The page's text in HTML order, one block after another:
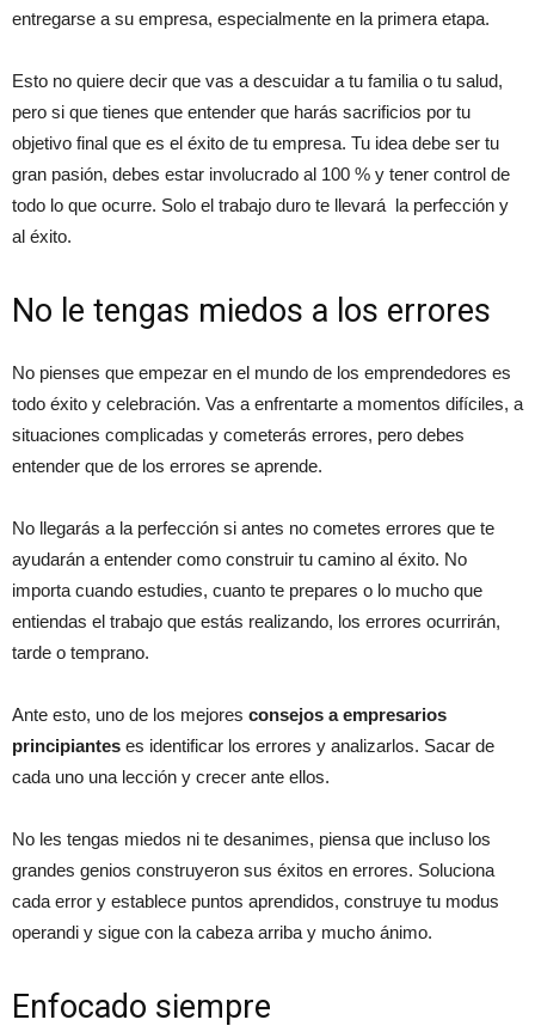
entregarse a su empresa, especialmente en la primera etapa.
Esto no quiere decir que vas a descuidar a tu familia o tu salud,
pero si que tienes que entender que harás sacrificios por tu
objetivo final que es el éxito de tu empresa. Tu idea debe ser tu
gran pasión, debes estar involucrado al 100 % y tener control de
todo lo que ocurre. Solo el trabajo duro te llevará la perfección y
al éxito.
No le tengas miedos a los errores
No pienses que empezar en el mundo de los emprendedores es
todo éxito y celebración. Vas a enfrentarte a momentos difíciles, a
situaciones complicadas y cometerás errores, pero debes
entender que de los errores se aprende.
No llegarás a la perfección si antes no cometes errores que te
ayudarán a entender como construir tu camino al éxito. No
importa cuando estudies, cuanto te prepares o lo mucho que
entiendas el trabajo que estás realizando, los errores ocurrirán,
tarde o temprano.
Ante esto, uno de los mejores consejos a empresarios
principiantes es identificar los errores y analizarlos. Sacar de
cada uno una lección y crecer ante ellos.
No les tengas miedos ni te desanimes, piensa que incluso los
grandes genios construyeron sus éxitos en errores. Soluciona
cada error y establece puntos aprendidos, construye tu modus
operandi y sigue con la cabeza arriba y mucho ánimo.
Enfocado siempre